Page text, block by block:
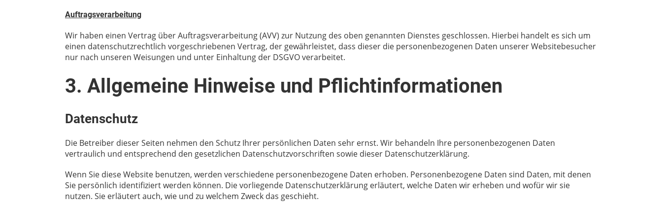
Auftragsverarbeitung
Wir haben einen Vertrag über Auftragsverarbeitung (AVV) zur Nutzung des oben genannten Dienstes geschlossen. Hierbei handelt es sich um
einen datenschutzrechtlich vorgeschriebenen Vertrag, der gewährleistet, dass dieser die personenbezogenen Daten unserer Websitebesucher
nur nach unseren Weisungen und unter Einhaltung der DSGVO verarbeitet.
3. Allgemeine Hinweise und Pflicht­informationen
Datenschutz
Die Betreiber dieser Seiten nehmen den Schutz Ihrer persönlichen Daten sehr ernst. Wir behandeln Ihre personenbezogenen Daten
vertraulich und entsprechend den gesetzlichen Datenschutzvorschriften sowie dieser Datenschutzerklärung.
Wenn Sie diese Website benutzen, werden verschiedene personenbezogene Daten erhoben. Personenbezogene Daten sind Daten, mit denen
Sie persönlich identifiziert werden können. Die vorliegende Datenschutzerklärung erläutert, welche Daten wir erheben und wofür wir sie
nutzen. Sie erläutert auch, wie und zu welchem Zweck das geschieht.